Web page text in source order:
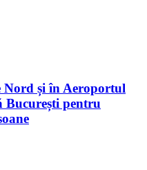
Nord și în Aeroportul
pentru